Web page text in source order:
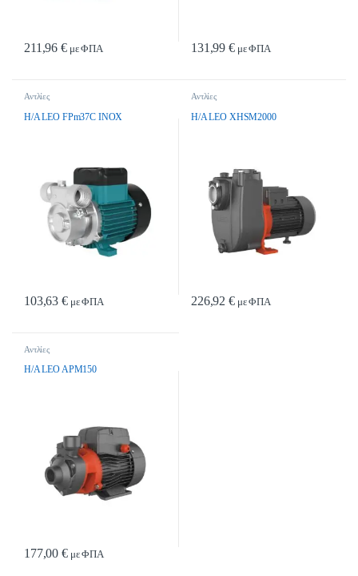
211,96€με ΦΠΑ 131,99€με ΦΠΑ
Αντλίες
H/A LEO FPm37C INOX
103,63€με ΦΠΑ
Αντλίες
H/A LEO XHSM2000
226,92€με ΦΠΑ
Αντλίες
H/A LEO APM150
177,00€με ΦΠΑ